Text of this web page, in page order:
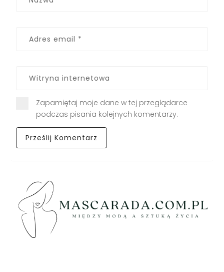
Zapamiętaj moje dane w tej przeglądarce
podczas pisania kolejnych komentarzy.